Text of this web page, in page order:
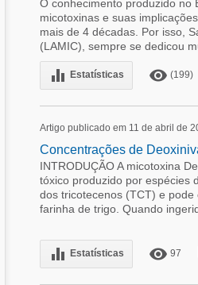
O conhecimento produzido no
micotoxinas e suas
mais de 4 décadas. Por isso,
(LAMIC), sempre se dedicou
equalizer Estatísticas remove_red_eye (199)
Artigo publicado em 11 de abril de
Concentrações de
INTRODUÇÃO A micotoxina
tóxico produzido por espécies
dos tricotecenos (TCT) e
farinha de trigo. Quando
equalizer Estatísticas remove_red_eye 97